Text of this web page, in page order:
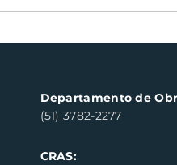
Clara do
Departamento de
(51) 3782-2277
CRAS: